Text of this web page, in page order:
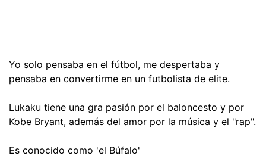
Yo solo pensaba en el fútbol, me despertaba y
pensaba en convertirme en un futbolista de elite.
Lukaku tiene una gra pasión por el baloncesto y por
Kobe Bryant, además del amor por la música y el "rap".
Es conocido como 'el Búfalo'